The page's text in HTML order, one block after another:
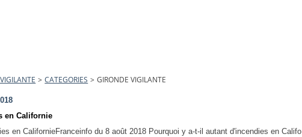
> CATEGORIES > GIRONDE VIGILANTE
en Californie
Franceinfo du 8 août 2018 Pourquoi y a-t-il autant d'incendies en Califo